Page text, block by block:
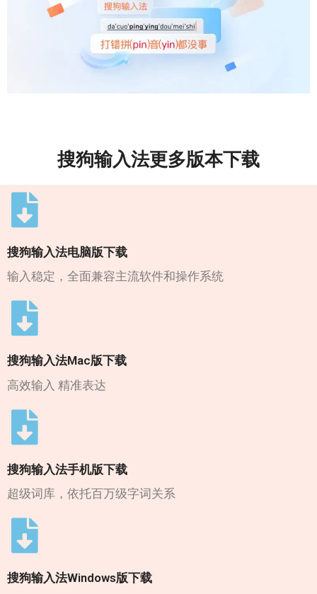
搜狗输入法更多版本下载
搜狗输入法电脑版下载
输入稳定，全面兼容主流软件和操作系统
搜狗输入法Mac版下载
高效输入 精准表达
搜狗输入法手机版下载
超级词库，依托百万级字词关系
搜狗输入法Windows版下载